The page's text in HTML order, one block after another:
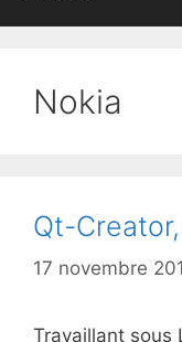
Nokia
Qt-
17 novembre
Travaillant sous